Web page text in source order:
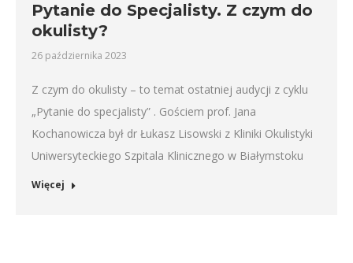
Pytanie do Specjalisty. Z czym do
okulisty?
26 października 2023
Z czym do okulisty – to temat ostatniej audycji z cyklu
„Pytanie do specjalisty” . Gościem prof. Jana
Kochanowicza był dr Łukasz Lisowski z Kliniki Okulistyki
Uniwersyteckiego Szpitala Klinicznego w Białymstoku
Więcej